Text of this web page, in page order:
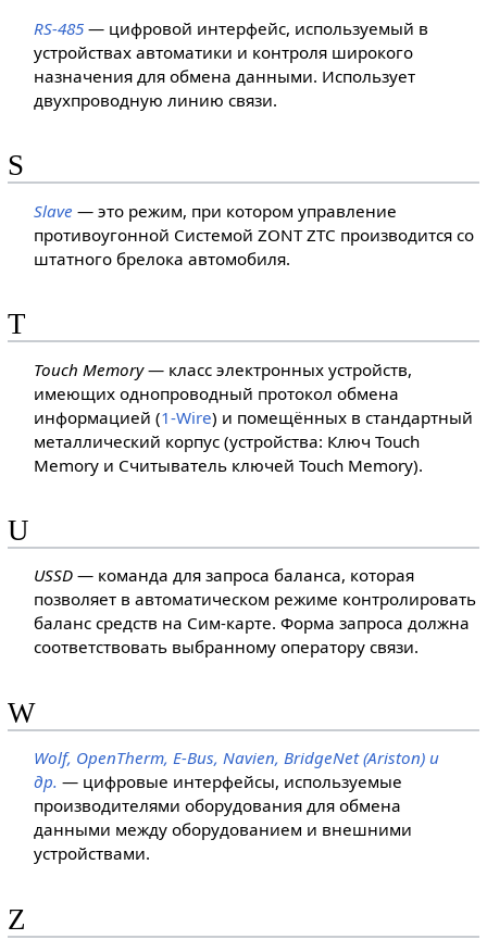
RS-485 — цифровой интерфейс, используемый в
устройствах автоматики и контроля широкого
назначения для обмена данными. Использует
двухпроводную линию связи.
S
Slave — это режим, при котором управление
противоугонной Системой ZONT ZTC производится со
штатного брелока автомобиля.
T
Touch Memory— класс электронных устройств,
имеющих однопроводный протокол обмена
информацией (1-Wire) и помещённых в стандартный
металлический корпус (устройства: Ключ Touch
Memory и Считыватель ключей Touch Memory).
U
USSD — команда для запроса баланса, которая
позволяет в автоматическом режиме контролировать
баланс средств на Сим-карте. Форма запроса должна
соответствовать выбранному оператору связи.
W
Wolf, OpenTherm, E-Bus, Navien, BridgeNet (Ariston) и
др. — цифровые интерфейсы, используемые
производителями оборудования для обмена
данными между оборудованием и внешними
устройствами.
Z